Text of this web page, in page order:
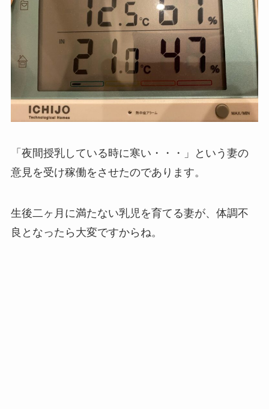
「夜間授乳している時に寒い・・・」という妻の
意見を受け稼働をさせたのであります。
生後二ヶ月に満たない乳児を育てる妻が、体調不
良となったら大変ですからね。